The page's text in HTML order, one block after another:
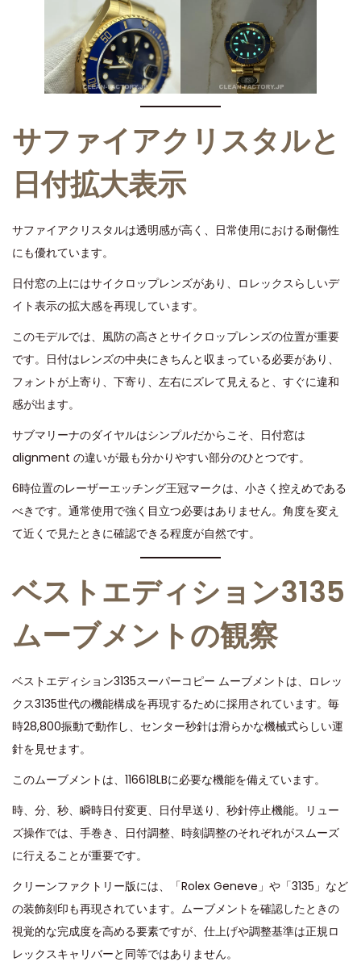
サファイアクリスタルと
日付拡大表示
サファイアクリスタルは透明感が高く、日常使用における耐傷性
にも優れています。
日付窓の上にはサイクロップレンズがあり、ロレックスらしいデ
イト表示の拡大感を再現しています。
このモデルでは、風防の高さとサイクロップレンズの位置が重要
です。日付はレンズの中央にきちんと収まっている必要があり、
フォントが上寄り、下寄り、左右にズレて見えると、すぐに違和
感が出ます。
サブマリーナのダイヤルはシンプルだからこそ、日付窓は
alignment の違いが最も分かりやすい部分のひとつです。
6時位置のレーザーエッチング王冠マークは、小さく控えめである
べきです。通常使用で強く目立つ必要はありません。角度を変え
て近くで見たときに確認できる程度が自然です。
ベストエディション3135
ムーブメントの観察
ベストエディション3135スーパーコピー ムーブメントは、ロレッ
クス3135世代の機能構成を再現するために採用されています。毎
時28,800振動で動作し、センター秒針は滑らかな機械式らしい運
針を見せます。
このムーブメントは、116618LBに必要な機能を備えています。
時、分、秒、瞬時日付変更、日付早送り、秒針停止機能。リュー
ズ操作では、手巻き、日付調整、時刻調整のそれぞれがスムーズ
に行えることが重要です。
クリーンファクトリー版には、「Rolex Geneve」や「3135」など
の装飾刻印も再現されています。ムーブメントを確認したときの
視覚的な完成度を高める要素ですが、仕上げや調整基準は正規ロ
レックスキャリバーと同等ではありません。